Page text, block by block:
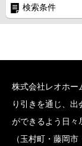
検索条件
株式会社レオホー
り引きを通じ、
ができるよう日々
（玉村町・藤岡